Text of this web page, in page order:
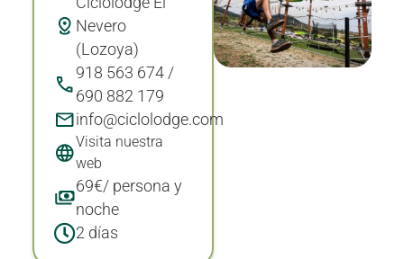
Nevero
(Lozoya)
918 563 674 /
690 882 179
info@ciclolodge.com
Visita nuestra
web
69€/ persona y
noche
2 días